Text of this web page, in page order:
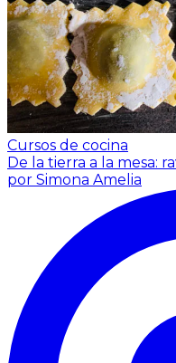
Cursos de cocina
De la tierra a la mesa:
por Simona Amelia